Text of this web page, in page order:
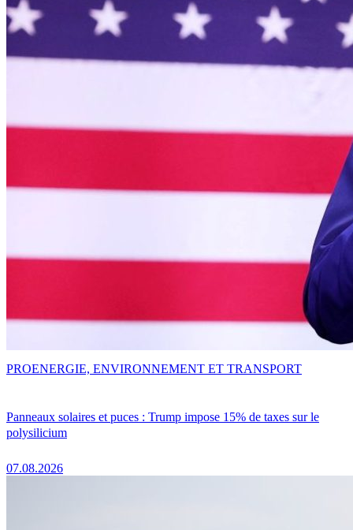
Panneaux solaires et puces : Trump impose 15% de taxes sur le
polysilicium
07.08.2026
PROENERGIE, ENVIRONNEMENT ET TRANSPORT